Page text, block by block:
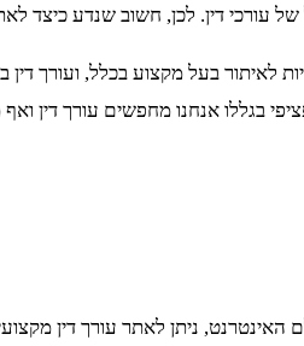
עורכי דין. לכן, חשוב שנדע כיצד
לאיתור בעל מקצוע בכלל, ועורך
בגללו אנחנו מחפשים עורך דין ואף
ניתן לאתר עורך דין